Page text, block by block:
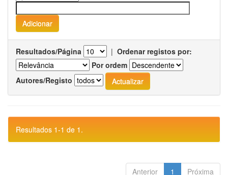
Resultados/Página | Ordenar registos por:
Por ordem
Autores/Registo
Resultados 1-1 de 1.
Anterior 1 Próxima